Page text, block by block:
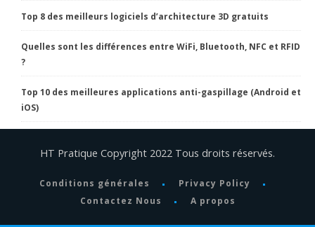
Top 8 des meilleurs logiciels d’architecture 3D gratuits
Quelles sont les différences entre WiFi, Bluetooth, NFC et RFID
?
Top 10 des meilleures applications anti-gaspillage (Android et
iOS)
HT Pratique Copyright 2022 Tous droits réservés.
Conditions générales
Privacy Policy
Contactez Nous
A propos